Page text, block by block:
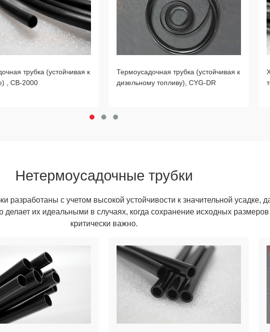
трубка (устойчивая к
, CB-2000
Термоусадочная трубка (устойчивая к
дизельному топливу), CYG-DR
Нетермоусадочные трубки
разработаны с учетом высокой устойчивости к значительной усадке,
делает их идеальными в случаях, когда сохранение исходных размеров
критически важно.